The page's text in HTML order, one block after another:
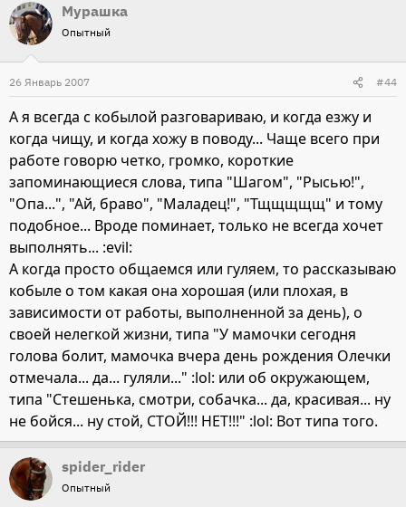
Мурашка
Опытный
26 Январь 2007 #44
А я всегда с кобылой разговариваю, и когда езжу и
когда чищу, и когда хожу в поводу... Чаще всего при
работе говорю четко, громко, короткие
запоминающиеся слова, типа "Шагом", "Рысью!",
"Опа...", "Ай, браво", "Маладец!", "Тщщщщщ" и тому
подобное... Вроде поминает, только не всегда хочет
выполнять... :evil:
А когда просто общаемся или гуляем, то рассказываю
кобыле о том какая она хорошая (или плохая, в
зависимости от работы, выполненной за день), о
своей нелегкой жизни, типа "У мамочки сегодня
голова болит, мамочка вчера день рождения Олечки
отмечала... да... гуляли..." :lol: или об окружающем,
типа "Стешенька, смотри, собачка... да, красивая... ну
не бойся... ну стой, СТОЙ!!! НЕТ!!!" :lol: Вот типа того.
spider_rider
Опытный